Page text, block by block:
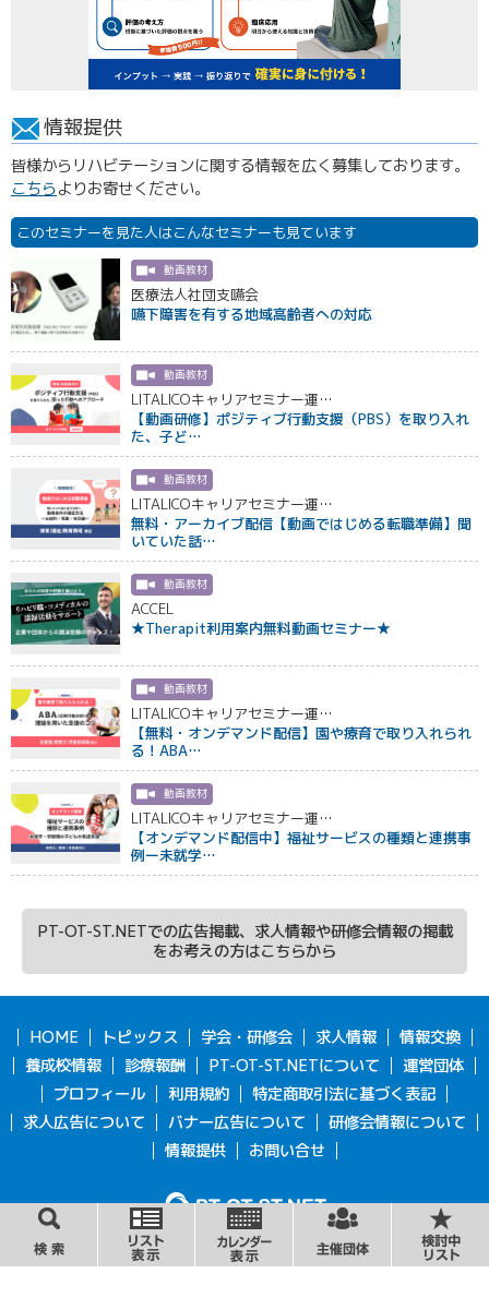
情報提供
皆様からリハビテーションに関する情報を広く募集しております。
こちらよりお寄せください。
このセミナーを見た人はこんなセミナーも見ています
動画教材
医療法人社団支嚥会
嚥下障害を有する地域高齢者への対応
動画教材
LITALICOキャリアセミナー運…
【動画研修】ポジティブ行動支援（PBS）を取り入れ
た、子ど…
動画教材
LITALICOキャリアセミナー運…
無料・アーカイブ配信【動画ではじめる転職準備】聞
いていた話…
動画教材
ACCEL
★Therapit利用案内無料動画セミナー★
動画教材
LITALICOキャリアセミナー運…
【無料・オンデマンド配信】園や療育で取り入れられ
る！ABA…
動画教材
LITALICOキャリアセミナー運…
【オンデマンド配信中】福祉サービスの種類と連携事
例ー未就学…
PT-OT-ST.NETでの広告掲載、求人情報や研修会情報の掲載
をお考えの方はこちらから
HOME トピックス 学会・研修会 求人情報
情報交換
養成校情報
診療報酬 PT-OT-ST.NETについて
運営団体
プロフィール
利用規約
特定商取引法に基づく表記
求人広告について
バナー広告について
研修会情報について
情報提供
お問い合せ